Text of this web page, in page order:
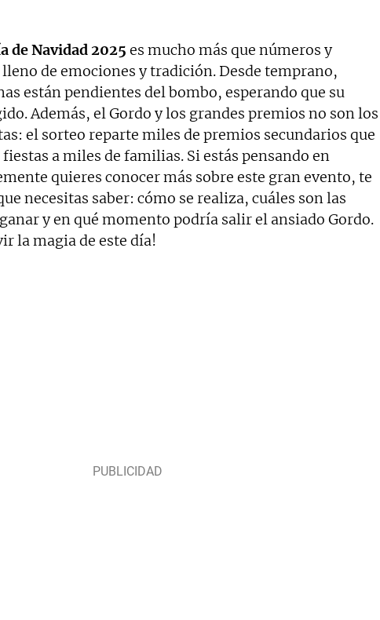
de Navidad 2025 es mucho más que números y
de emociones y tradición. Desde temprano,
están pendientes del bombo, esperando que su
Además, el Gordo y los grandes premios no son los
el sorteo reparte miles de premios secundarios que
a miles de familias. Si estás pensando en
quieres conocer más sobre este gran evento, te
necesitas saber: cómo se realiza, cuáles son las
y en qué momento podría salir el ansiado Gordo.
la magia de este día!